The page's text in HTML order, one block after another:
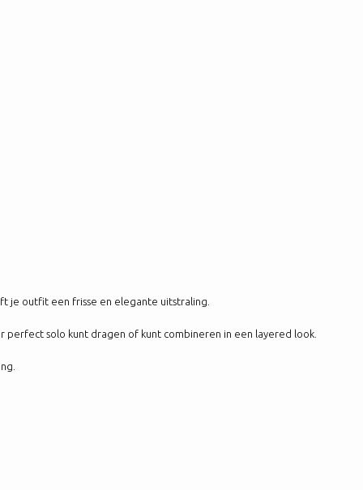
je outfit een frisse en elegante uitstraling.
perfect solo kunt dragen of kunt combineren in een layered look.